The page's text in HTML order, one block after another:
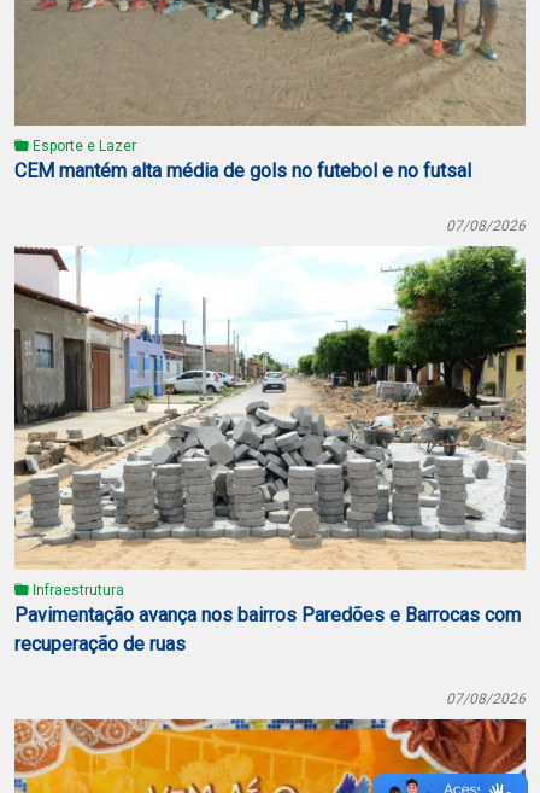
Esporte e Lazer
CEM mantém alta média de gols no futebol e no futsal
07/08/2026
Infraestrutura
Pavimentação avança nos bairros Paredões e Barrocas com
recuperação de ruas
07/08/2026